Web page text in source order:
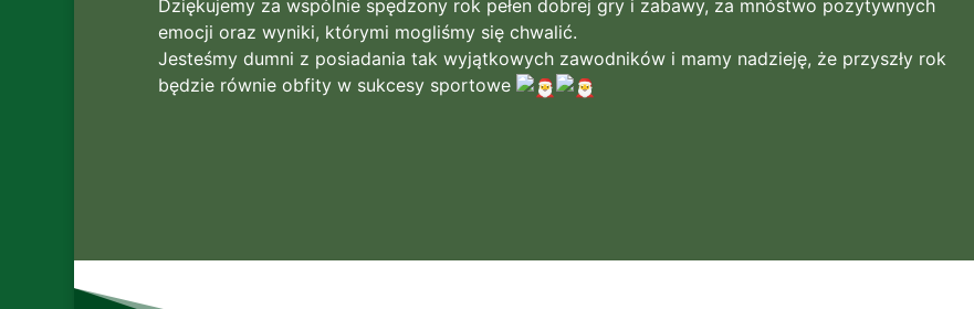
Dziękujemy za wspólnie spędzony rok pełen dobrej gry i zabawy, za mnóstwo pozytywnych
emocji oraz wyniki, którymi mogliśmy się chwalić.
Jesteśmy dumni z posiadania tak wyjątkowych zawodników i mamy nadzieję, że przyszły rok
będzie równie obfity w sukcesy sportowe